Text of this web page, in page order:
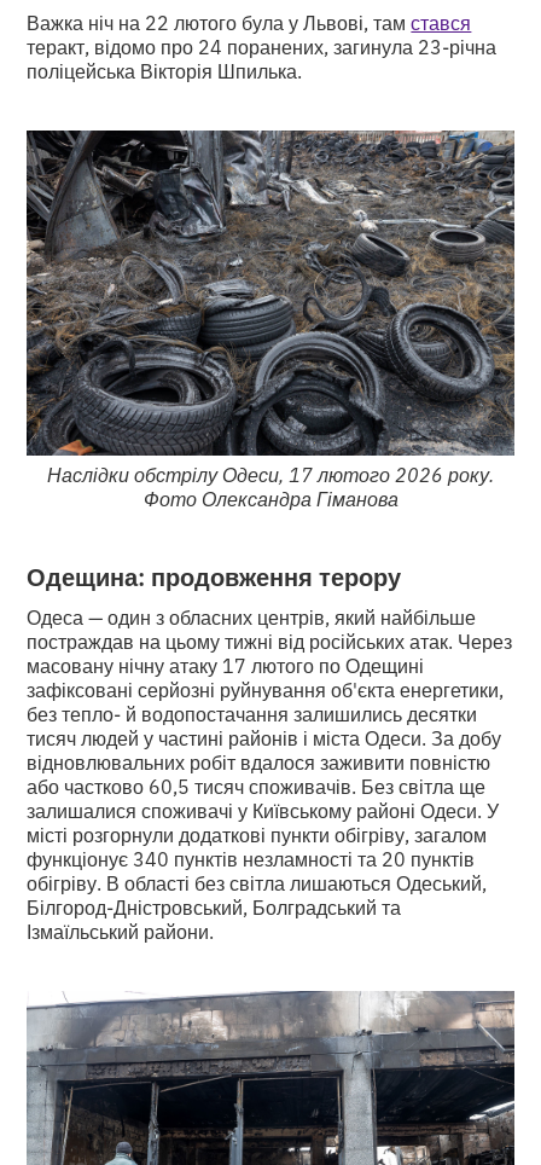
Важка ніч на 22 лютого була у Львові, тамстався
теракт, відомо про 24 поранених, загинула 23-річна
поліцейська Вікторія Шпилька.
Наслідки обстрілу Одеси, 17 лютого 2026 року.
Фото Олександра Гіманова
Одещина: продовження терору
Одеса — один з обласних центрів, який найбільше
постраждав на цьому тижні від російських атак. Через
масовану нічну атаку 17 лютого по Одещині
зафіксовані серйозні руйнування об'єкта енергетики,
без тепло- й водопостачання залишились десятки
тисяч людей у частині районів і міста Одеси. За добу
відновлювальних робіт вдалося заживити повністю
або частково 60,5 тисяч споживачів. Без світла ще
залишалися споживачі у Київському районі Одеси. У
місті розгорнули додаткові пункти обігріву, загалом
функціонує 340 пунктів незламності та 20 пунктів
обігріву. В області без світла лишаються Одеський,
Білгород-Дністровський, Болградський та
Ізмаїльський райони.